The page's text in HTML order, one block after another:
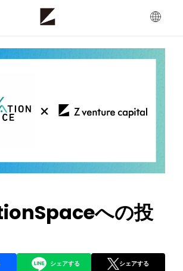
への投
シェアする シェアする